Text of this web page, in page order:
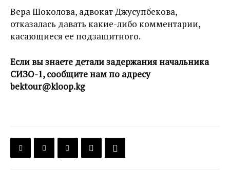
Вера Шоколова, адвокат Джусупбекова,
отказалась давать какие-либо комментарии,
касающиеся ее подзащитного.
Если вы знаете детали задержания начальника
СИЗО-1, сообщите нам по адресу
bektour@kloop.kg